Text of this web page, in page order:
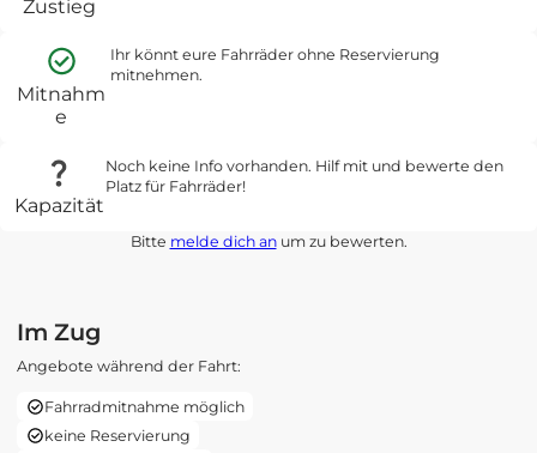
Zustieg
Mitnahm
e
Ihr könnt eure Fahrräder ohne Reservierung
mitnehmen.
Kapazität
Noch keine Info vorhanden. Hilf mit und bewerte den
Platz für Fahrräder!
Bitte melde dich anum zu bewerten.
Im Zug
Angebote während der Fahrt:
Fahrradmitnahme möglich
keine Reservierung